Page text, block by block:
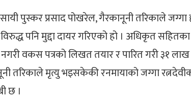
पुस्कर प्रसाद पोखरेल, गैरकानूनी तरिकाले जग्गा
विरुद्ध पनि मुद्दा दायर गरिएको हो । अधिकृत
वकस पत्रको लिखत तयार र पारित गरी ३१
तरिकाले मृत्यु भइसकेकी रनमायाको जग्गा
छ ।